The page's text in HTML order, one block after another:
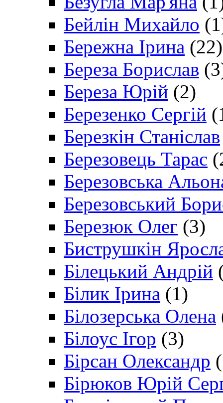
Бейлін Михайло
Бережна Ірина (22)
Береза Борислав
Береза Юрій (2)
Березенко Сергій
Березкін Станіслав
Березовець Тарас
Березовська
Березовський
Березюк Олег (3)
Биструшкін
Білецький Андрій
Білик Ірина (1)
Білозерська Олена
Білоус Ігор (3)
Бірсан Олександр
Бірюков Юрій